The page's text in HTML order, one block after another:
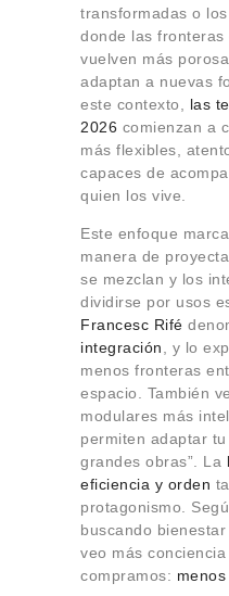
transformadas o los
donde las
vuelven más
adaptan a nuevas
este contexto, las
2026 comienzan a
más flexibles,
capaces de
quien los vive.
Este enfoque
manera de
se mezclan y los
dividirse por usos
Francesc Rifé
integración , y lo
menos fronteras
espacio. También
modulares más
permiten adaptar
grandes obras”. La
eficiencia y orden
protagonismo.
buscando
veo más
compramos: